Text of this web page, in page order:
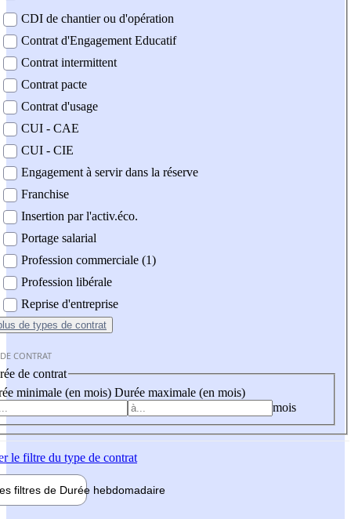
CDI de chantier ou d'opération
Contrat d'Engagement Educatif
Contrat intermittent
Contrat pacte
Contrat d'usage
CUI - CAE
CUI - CIE
Engagement à servir dans la réserve
Franchise
Insertion par l'activ.éco.
Portage salarial
Profession commerciale (1)
Profession libérale
Reprise d'entreprise
de types de contrat
CONTRAT
de contrat
minimale (en mois) Durée maximale (en mois)
mois
le filtre du type de contrat
filtres de Durée hebdomadaire